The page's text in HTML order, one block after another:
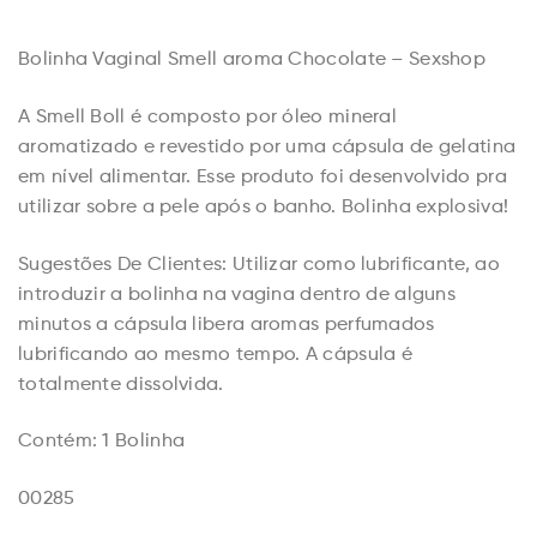
Bolinha Vaginal Smell aroma Chocolate – Sexshop
A Smell Boll é composto por óleo mineral
aromatizado e revestido por uma cápsula de gelatina
em nível alimentar. Esse produto foi desenvolvido pra
utilizar sobre a pele após o banho. Bolinha explosiva!
Sugestões De Clientes: Utilizar como lubrificante, ao
introduzir a bolinha na vagina dentro de alguns
minutos a cápsula libera aromas perfumados
lubrificando ao mesmo tempo. A cápsula é
totalmente dissolvida.
Contém: 1 Bolinha
00285